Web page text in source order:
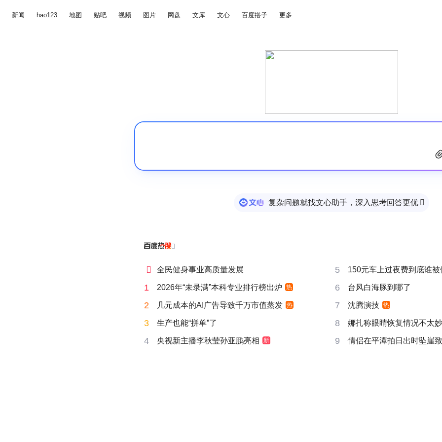
新闻 hao123 地图 贴吧 视频 图片 网盘 文库 文心 百度搭子 更多
复杂问题就找文心助手，深入思考回答更优 

 全民健身事业高质量发展 5 150元车上过夜费到底谁被
1 2026年“未录满”本科专业排行榜出炉 热 6 台风白海豚到哪了
2 几元成本的AI广告导致千万市值蒸发 热 7 沈腾演技 热
3 生产也能“拼单”了 8 娜扎称眼睛恢复情况不太妙
4 央视新主播李秋莹孙亚鹏亮相 新 9 情侣在平潭拍日出时坠崖